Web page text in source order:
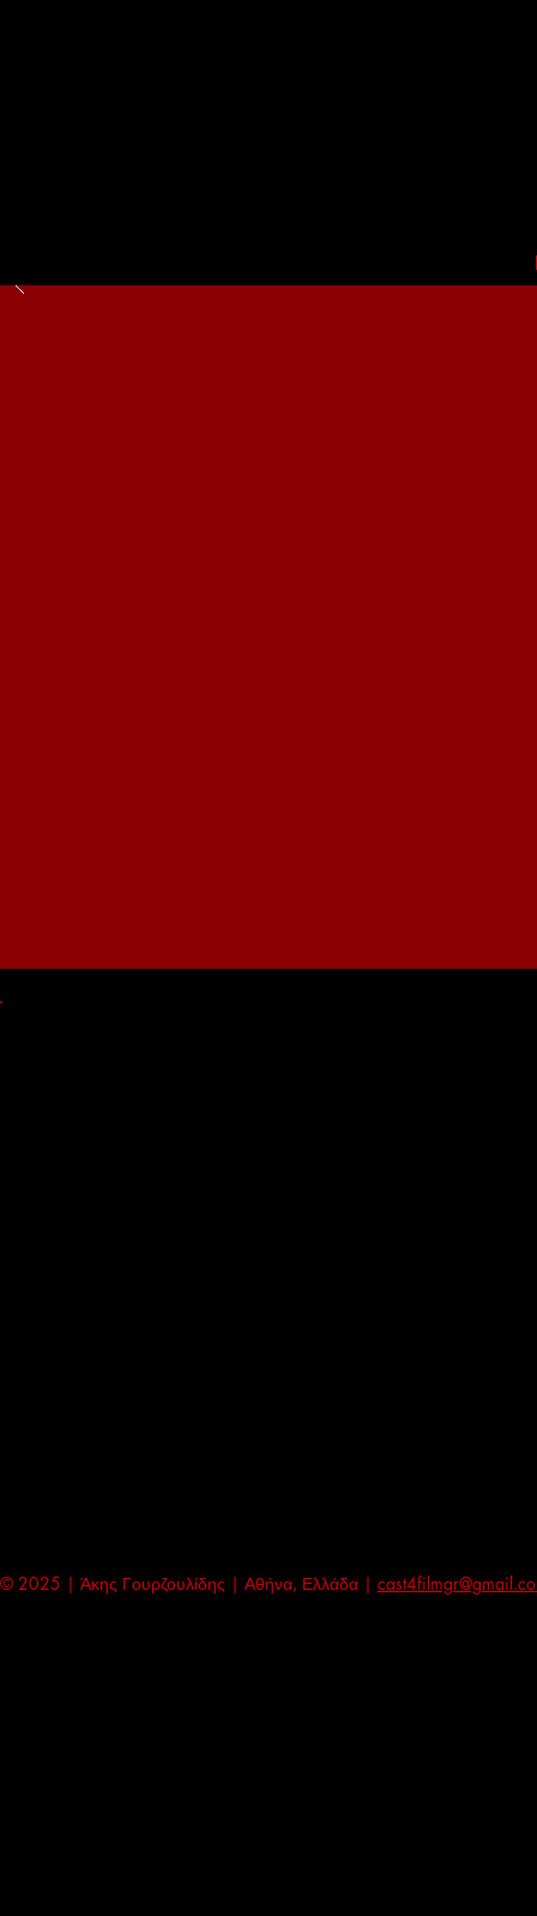
© 2025 | Άκης Γουρζουλίδης | Αθήνα, Ελλάδα |